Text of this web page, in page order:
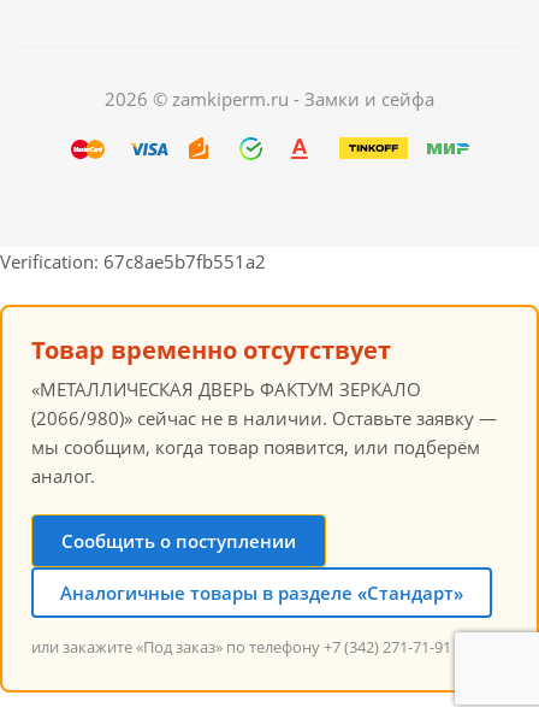
2026 © zamkiperm.ru - Замки и сейфа
Verification: 67c8ae5b7fb551a2
Товар временно отсутствует
«МЕТАЛЛИЧЕСКАЯ ДВЕРЬ ФАКТУМ ЗЕРКАЛО
(2066/980)» сейчас не в наличии. Оставьте заявку —
мы сообщим, когда товар появится, или подберём
аналог.
Сообщить о поступлении
Аналогичные товары в разделе «Стандарт»
или закажите «Под заказ» по телефону +7 (342) 271-71-91